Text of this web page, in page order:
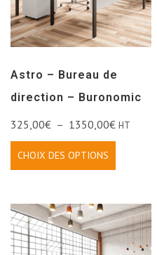
Astro – Bureau de
direction – Buronomic
325,00€ – 1350,00€ HT
CHOIX DES OPTIONS